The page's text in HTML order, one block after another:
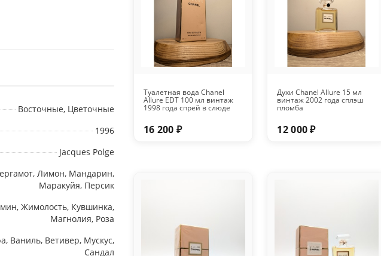
Восточные, Цветочные
1996
Jacques Polge
Лимон, Мандарин,
Маракуйя, Персик
Жимолость, Кувшинка,
Магнолия, Роза
Ваниль, Ветивер, Мускус,
Сандал
Туалетная вода Chanel
Allure EDT 100 мл винтаж
1998 года спрей в слюде
16 200 ₽
Духи Chanel Allure 15 мл
винтаж 2002 года сплэш
пломба
12 000 ₽